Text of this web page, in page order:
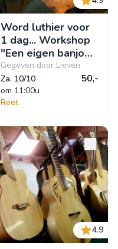
Word luthier voor
1 dag... Workshop
"Een eigen banjo
bouwen, samen
met je
(klein)kinderen".
Gegeven door Lieven
Za. 10/10
om 11:00u
50,-
Reet
4.9